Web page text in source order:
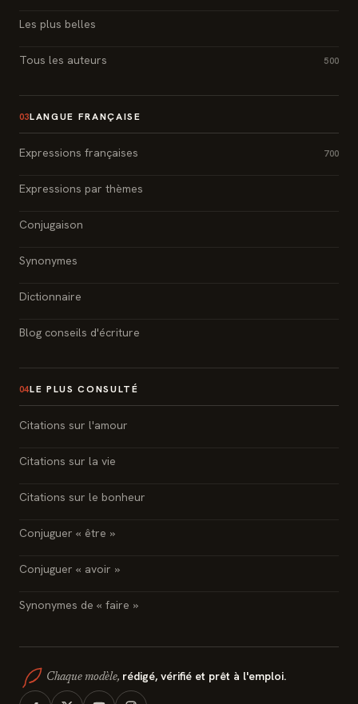
Les plus belles
Tous les auteurs 500
03LANGUE FRANÇAISE
Expressions françaises 700
Expressions par thèmes
Conjugaison
Synonymes
Dictionnaire
Blog conseils d'écriture
04LE PLUS CONSULTÉ
Citations sur l'amour
Citations sur la vie
Citations sur le bonheur
Conjuguer « être »
Conjuguer « avoir »
Synonymes de « faire »
Chaque modèle, rédigé, vérifié et prêt à l'emploi.